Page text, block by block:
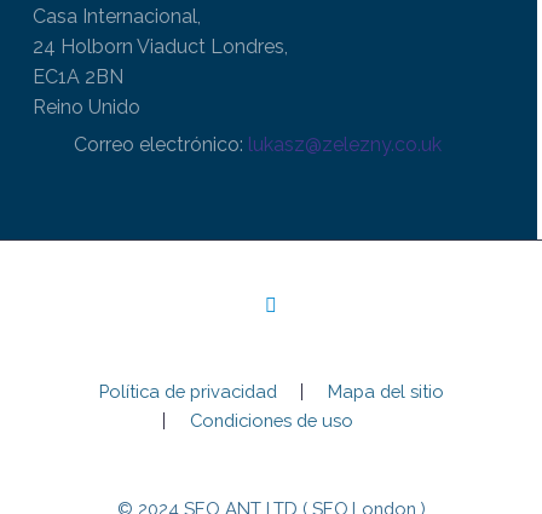
Casa Internacional,
24 Holborn Viaduct Londres,
EC1A 2BN
Reino Unido
Correo electrónico: lukasz@zelezny.co.uk
Política de privacidad
Mapa del sitio
Condiciones de uso
© 2024 SEO ANT LTD ( SEO.London )